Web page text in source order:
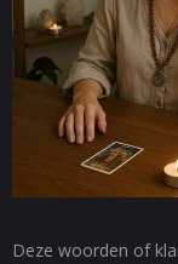
Deze woorden of